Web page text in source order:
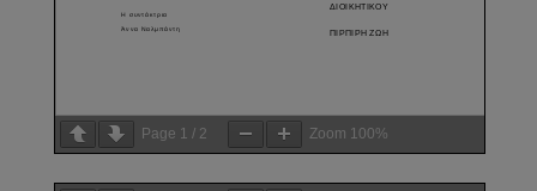
Page 1 / 2 Zoom 100%